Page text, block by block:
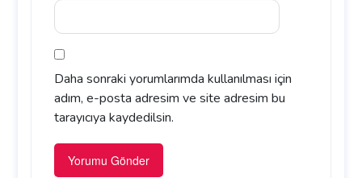
Daha sonraki yorumlarımda kullanılması için
adım, e-posta adresim ve site adresim bu
tarayıcıya kaydedilsin.